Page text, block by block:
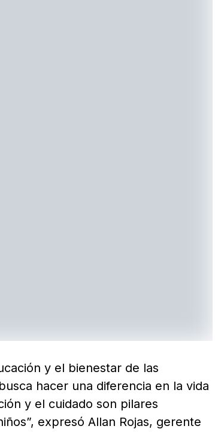
y el bienestar de las
hacer una diferencia en la vida
y el cuidado son pilares
expresó Allan Rojas, gerente